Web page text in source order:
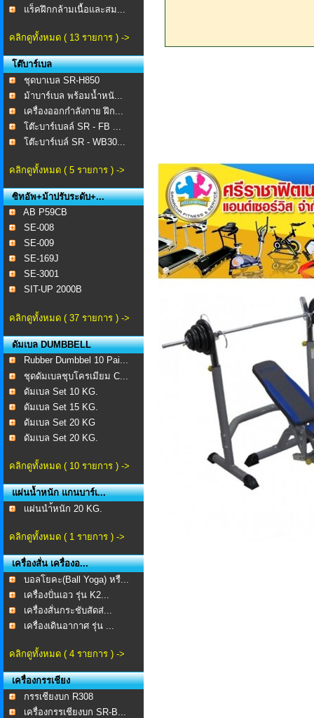
แร็คฝึกกล้ามเนื้อและสม...
คลิกดูทั้งหมด ( 13 รายการ ) ->
โต๊บาร์เบล
ชุดบาเบล SR-H850
ม้าบาร์เบล พร้อมน้ำหนั...
เครื่องออกกำลังกาย ฝึก...
โต๊ะบาร์เบลล์ SR - FB ...
โต๊ะบาร์เบล์ SR - WB30...
คลิกดูทั้งหมด ( 5 รายการ ) ->
ซิทอัพ+ม้าปรับระดับ+...
AB P59CB
SE-008 ​
SE-009
SE-169J
SE-3001
SIT-UP 2000B
คลิกดูทั้งหมด ( 37 รายการ ) ->
ดัมเบล DUMBBELL
Rubber Dumbbel 10 Pai...
ชุดดัมเบลชุบโครเมียม C...
ดัมเบล Set 10 KG.
ดัมเบล Set 15 KG.
ดัมเบล Set 20 KG
ดัมเบล Set 20 KG.
คลิกดูทั้งหมด ( 10 รายการ ) ->
แผ่นน้ำหนัก แกนบาร์เ...
เเผ่นนำ้หนัก 20 KG.
คลิกดูทั้งหมด ( 1 รายการ ) ->
เครื่องสั่น เครื่องอ...
บอลโยคะ(Ball Yoga) หรื...
เครื่องปั่นเอว รุ่น K2...
เครื่องสั่นกระชับสัดส่...
เครื่องเดินอากาศ รุ่น ...
คลิกดูทั้งหมด ( 4 รายการ ) ->
เครื่องกรรเชียง
กรรเชียงบก R308
เครื่องกรรเชียงบก SR-B...